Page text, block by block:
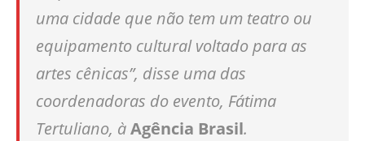
uma cidade que não tem um teatro ou
equipamento cultural voltado para as
artes cênicas”, disse uma das
coordenadoras do evento, Fátima
Tertuliano, àAgência Brasil.